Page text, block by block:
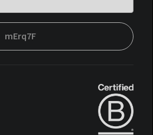
mErq7F